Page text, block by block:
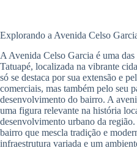
Explorando a Avenida Celso
A Avenida Celso Garcia é uma
Tatuapé, localizada na vibrante
só se destaca por sua extensão e
comerciais, mas também pelo seu
desenvolvimento do bairro. A
uma figura relevante na história
desenvolvimento urbano da
bairro que mescla tradição e
infraestrutura variada e um